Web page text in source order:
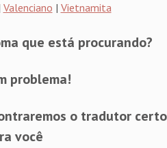
Valenciano | Vietnamita
que está procurando?
problema!
o tradutor certo
você